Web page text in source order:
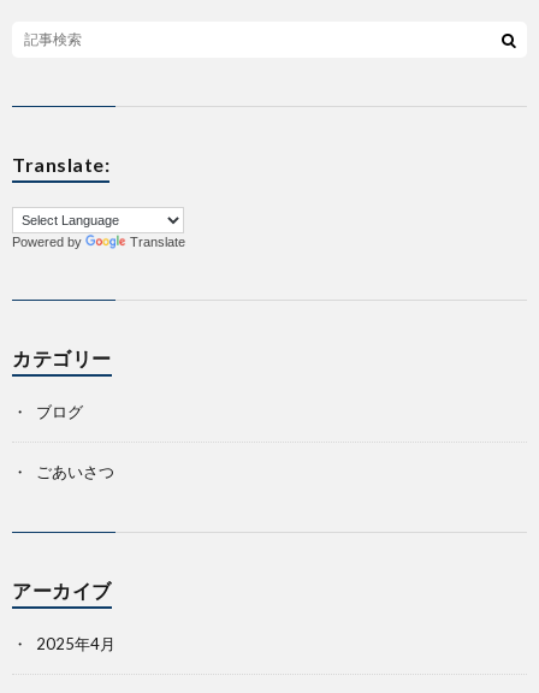
経
外
Translate:
Powered by Translate
カテゴリー
ブログ
ごあいさつ
アーカイブ
2025年4月